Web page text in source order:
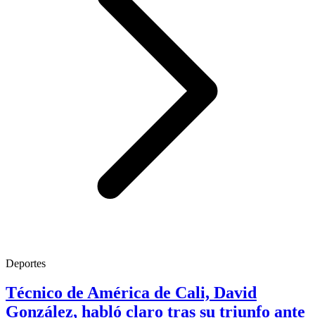
Deportes
Técnico de América de Cali, David
González, habló claro tras su triunfo ante